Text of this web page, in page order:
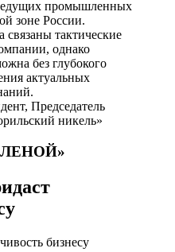
промышленных
зоне России.
связаны тактические
однако
без глубокого
актуальных
Председатель
никель»